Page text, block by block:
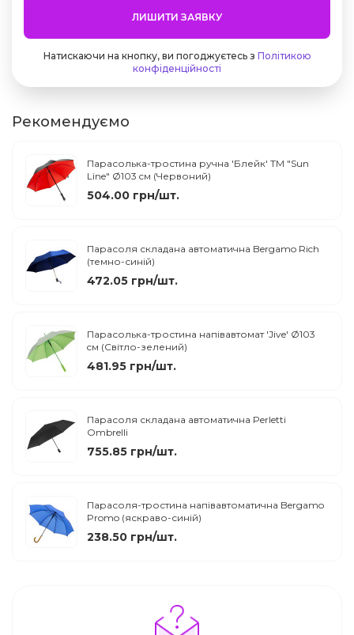
ЛИШИТИ ЗАЯВКУ
Натискаючи на кнопку, ви погоджуєтесь з Політикою
конфіденційності
Рекомендуємо
Парасолька-тростина ручна 'Блейк' ТМ "Sun
Line" Ø103 cм (Червоний)
504.00 грн/шт.
Парасоля складана автоматична Bergamo Rich
(темно-синій)
472.05 грн/шт.
Парасолька-тростина напівавтомат 'Jive' Ø103
cм (Світло-зелений)
481.95 грн/шт.
Парасоля складана автоматична Perletti
Ombrelli
755.85 грн/шт.
Парасоля-тростина напівавтоматична Bergamo
Promo (яскраво-синій)
238.50 грн/шт.